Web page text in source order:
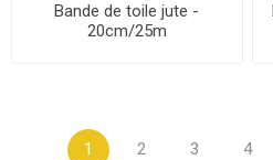
Bande de toile jute -
20cm/25m
1 2 3 4